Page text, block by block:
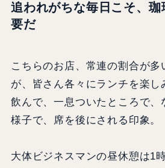
追われがちな毎日こそ、
要だ
こちらのお店、常連の割合が多
が、皆さん各々にランチを楽し
飲んで、一息ついたところで、
様子で、席を後にされる印象。
大体ビジネスマンの昼休憩は1